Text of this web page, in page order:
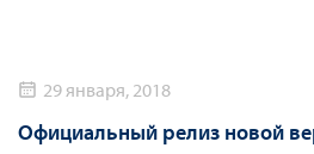
29 января, 2018
Официальный релиз новой